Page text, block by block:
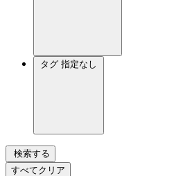
タグ 指定なし
検索する
すべてクリア